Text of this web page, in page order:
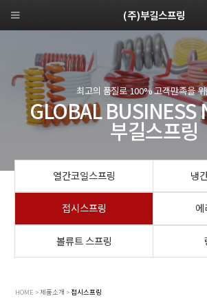
최고의 품질로 100% 고객만족을
GLOBAL BUSINESS
부길스프링
열간코일스프링 냉
접시스프링
볼류트 스프링
HOME > 제품소개 >접시스프링
(주)부길스프링